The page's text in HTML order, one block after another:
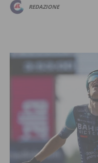
REDAZIONE